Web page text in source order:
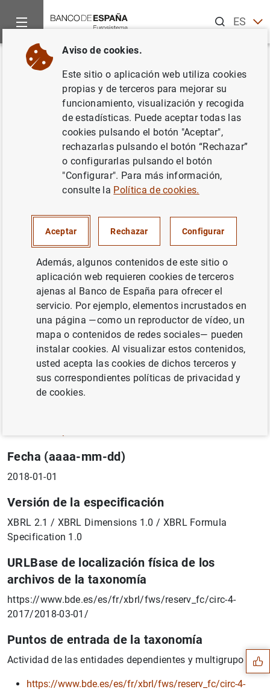
ESEN
Inicio Punto de Información
Volver
Información para el Banco de
España - Taxonomía estados
financieros consolidados
reservados (reserv_FC_2018-
hasta 2020-03
Ámbito de aplicación y objetivo de la taxonomía
Estados financieros consolidados reservados FC 140, FC
200 y FC 201 regulados en el Anejo 5 de la Circular
4/2017, de 27 de noviembre, del Banco de España, a
entidades de crédito, sobre normas de información
financiera pública y reservada, y modelos de estados
financieros.
Fecha (aaaa-mm-dd)
2018-01-01
Versión de la especificación
XBRL 2.1 / XBRL Dimensions 1.0 / XBRL Formula
Specification 1.0
URLBase de localización física de los
archivos de la taxonomía
https://www.bde.es/es/fr/xbrl/fws/reserv_fc/circ-4-
2017/2018-03-01/
Puntos de entrada de la taxonomía
Actividad de las entidades dependientes y multigrupo
https://www.bde.es/es/fr/xbrl/fws/reserv_fc/circ-4-
Sugerencias
Aviso de cookies.
Este sitio o aplicación web utiliza cookies
propias y de terceros para mejorar su
funcionamiento, visualización y recogida
de estadísticas. Puede aceptar todas las
cookies pulsando el botón "Aceptar",
rechazarlas pulsando el botón “Rechazar”
o configurarlas pulsando el botón
"Configurar". Para más información,
consulte la Política de cookies.
Aceptar Rechazar Configurar
Además, algunos contenidos de este sitio o
aplicación web requieren cookies de terceros
ajenas al Banco de España para ofrecer el
servicio. Por ejemplo, elementos incrustados en
una página —como un reproductor de vídeo, un
mapa o contenidos de redes sociales— pueden
instalar cookies. Al visualizar estos contenidos,
usted acepta las cookies de dichos terceros y
sus correspondientes políticas de privacidad y
de cookies.